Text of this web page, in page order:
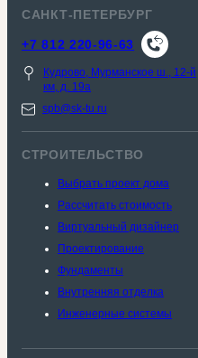
САНКТ-ПЕТЕРБУРГ
+7 812 220-96-63
Кудрово, Мурманское ш., 12-й
км, д. 19a
spb@sk-tu.ru
СТРОИТЕЛЬСТВО
Выбрать проект дома
Рассчитать стоимость
Виртуальный дизайнер
Проектирование
Фундаменты
Внутренняя отделка
Инженерные системы